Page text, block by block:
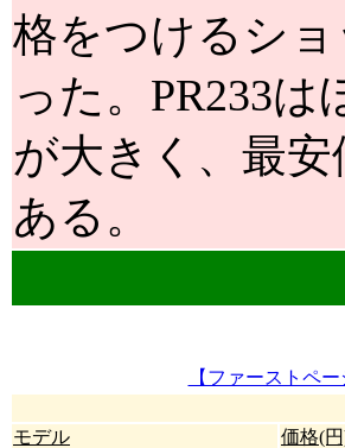
格をつけるシ
った。PR233
が大きく、最
ある。
【ファーストペー
モデル
価格(